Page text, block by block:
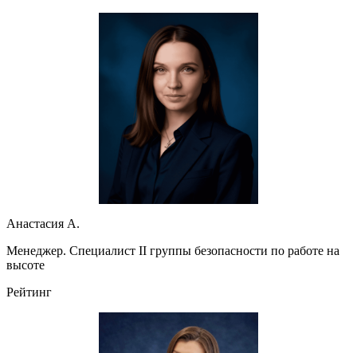
Анастасия А.
Менеджер. Специалист II группы безопасности по работе на
высоте
Рейтинг